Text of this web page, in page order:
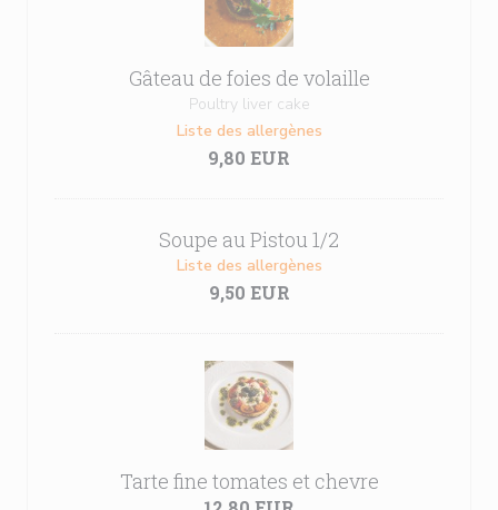
Gâteau de foies de volaille
Poultry liver cake
Liste des allergènes
9,80 EUR
Soupe au Pistou 1/2
Liste des allergènes
9,50 EUR
Tarte fine tomates et chevre